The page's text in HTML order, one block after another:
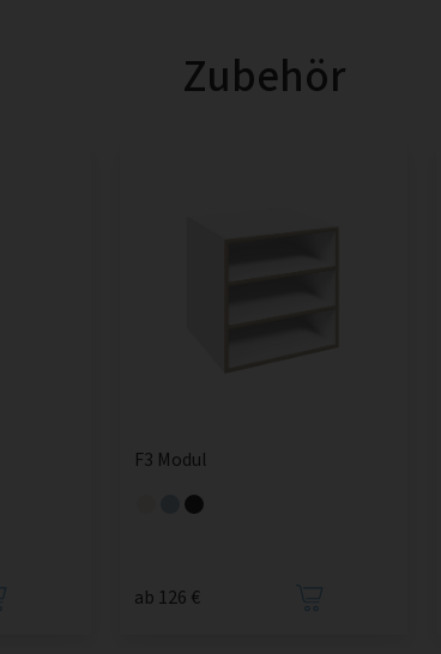
Zubehör
F3 Modul
ab 126 €